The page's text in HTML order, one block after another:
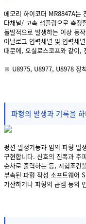
메모리 하이코더 MR8847A
다채널/ 고속 샘플링으로 측
돌발적으로 발생하는 이상 동
아날로그 입력채널 및 입력채
때문에, 오실로스코프와 같이,
※ U8975, U8977, U8978 장
파형의 발생과 기록을
펑션 발생기능과 임의 파형 발
구현합니다. 신호의 진폭과 주
순차로 출력하는 등, 시험조건
부속된 파형 작성 소프트웨어
가산하거나 파형의 곱셈 등의